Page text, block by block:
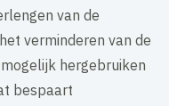
van de
verminderen van de
hergebruiken
bespaart